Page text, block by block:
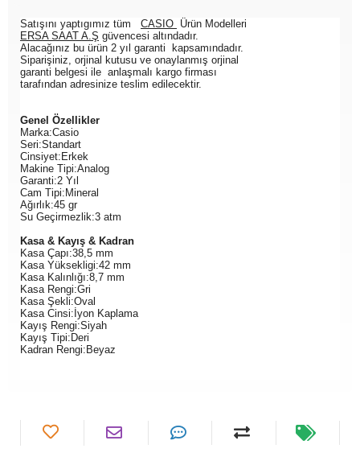
Satışını yaptıgımız tüm CASIO Ürün Modelleri
ERSA SAAT A.Ş güvencesi altındadır.
Alacağınız bu ürün 2 yıl garanti
kapsamındadır.
Siparişiniz, orjinal kutusu ve onaylanmış orjinal
garanti belgesi ile anlaşmalı kargo firması
tarafından adresinize teslim edilecektir.
Genel Özellikler
Marka:Casio
Seri:Standart
Cinsiyet:Erkek
Makine Tipi:Analog
Garanti:2 Yıl
Cam Tipi:Mineral
Ağırlık:45 gr
Su Geçirmezlik:3 atm
Kasa & Kayış & Kadran
Kasa Çapı:38,5 mm
Kasa Yüksekligi:42 mm
Kasa Kalınlığı:8,7 mm
Kasa Rengi:Gri
Kasa Şekli:Oval
Kasa Cinsi:İyon Kaplama
Kayış Rengi:Siyah
Kayış Tipi:Deri
Kadran Rengi:Beyaz